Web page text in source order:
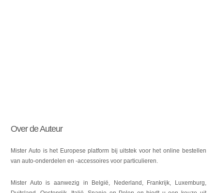
Over de Auteur
Mister Auto is het Europese platform bij uitstek voor het online bestellen
van auto-onderdelen en -accessoires voor particulieren.
Mister Auto is aanwezig in België, Nederland, Frankrijk, Luxemburg,